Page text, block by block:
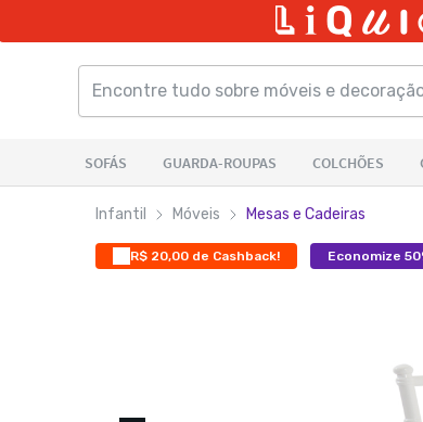
Infantil Móveis Mesas e Cadeiras
R$ 20,00 de Cashback! Economize